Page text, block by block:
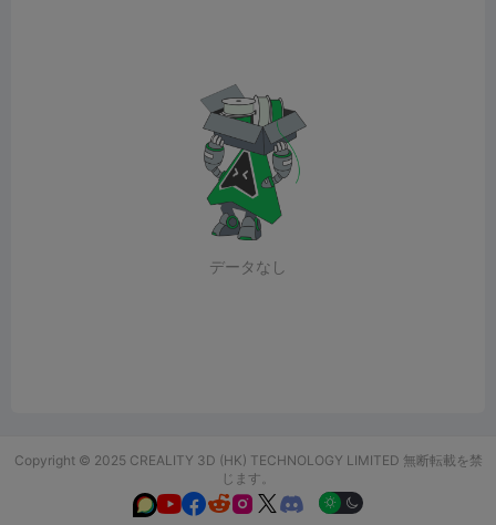
データなし
Copyright © 2025 CREALITY 3D (HK) TECHNOLOGY LIMITED 無断転載を禁
じます。
  